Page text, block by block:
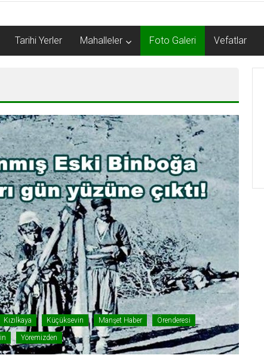
Tarihi Yerler Mahalleler Foto Galeri Vefatlar
Kızılkaya Küçüksevin Manşet Haber Örenderesi
Yöremizden